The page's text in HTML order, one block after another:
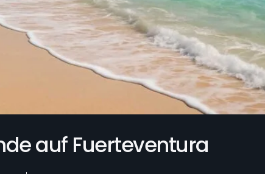
auf Fuerteventura